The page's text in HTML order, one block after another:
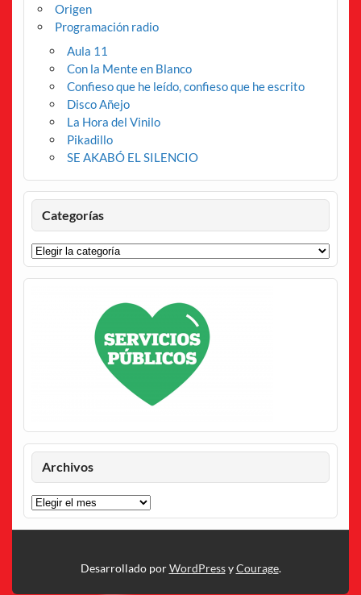
Origen
Programación radio
Aula 11
Con la Mente en Blanco
Confieso que he leído, confieso que he escrito
Disco Añejo
La Hora del Vinilo
Pikadillo
SE AKABÓ EL SILENCIO
Categorías
Categorías
Archivos
Archivos
Desarrollado porWordPressyCourage.